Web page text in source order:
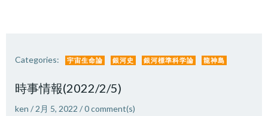
Categories: 宇宙生命論 銀河史 銀河標準科学論 龍神島
時事情報(2022/2/5)
ken / 2月 5, 2022 /0comment(s)